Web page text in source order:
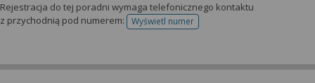
Rejestracja do tej poradni wymaga telefonicznego kontaktu
z przychodnią pod numerem:
Wyświetl numertelefonu do rejestracji